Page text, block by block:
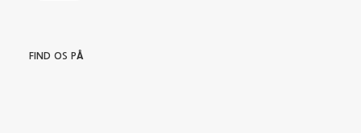
FIND OS PÅ